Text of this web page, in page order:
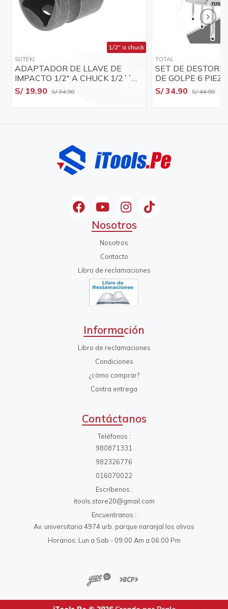
1/2" a chuck
SUTEKI
ADAPTADOR DE LLAVE DE
IMPACTO 1/2" A CHUCK 1/2´´
ALTA DUREZA
S/ 19.90 S/ 34.90
TOTAL
SET DE
DE GOLPE 6
THGSS35061
S/ 34.90 S/ 44.90
Nosotros
Nosotros
Contacto
Libro de reclamaciones
Información
Libro de reclamaciones
Condiciones
¿cómo comprar?
Contra entrega
Contáctanos
Teléfonos
980871331
982326776
016070022
Escríbenos
itools.store20@gmail.com
Encuentranos
Av. universitaria 4974 urb. parque naranjal los olivos
Horarios: Lun a Sab - 09:00 Am a 06:00 Pm